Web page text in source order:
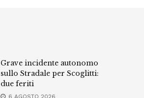
Grave incidente autonomo
sullo Stradale per Scoglitti:
due feriti